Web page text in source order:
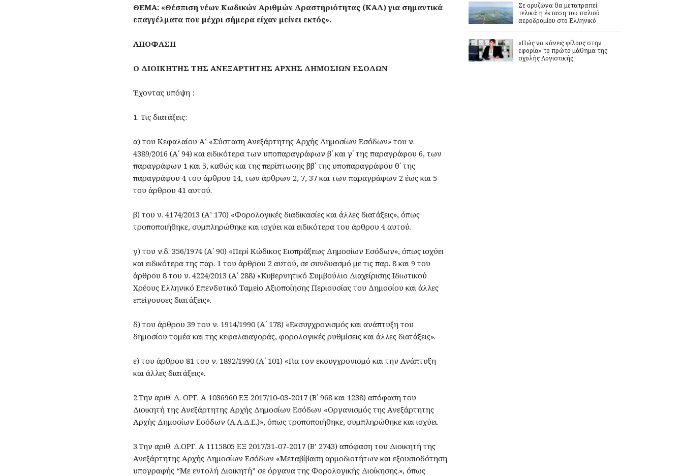
ΘEMA: «Θέσπιση νέων Κωδικών Αριθμών Δραστηριότητας (ΚΑΔ) για σημαντικά
επαγγέλματα που μέχρι σήμερα είχαν μείνει εκτός».
ΑΠΟΦΑΣΗ
Ο ΔΙΟΙΚΗΤΗΣ ΤΗΣ ΑΝΕΞΑΡΤΗΤΗΣ ΑΡΧΗΣ ΔΗΜΟΣΙΩΝ ΕΣΟΔΩΝ
Έχοντας υπόψη :
1. Τις διατάξεις:
α) του Κεφαλαίου Α’ «Σύσταση Ανεξάρτητης Αρχής Δημοσίων Εσόδων» του ν.
4389/2016 (Α΄ 94) και ειδικότερα των υποπαραγράφων β΄ και γ΄ της παραγράφου 6, των
παραγράφων 1 και 5, καθώς και της περίπτωσης ββ΄ της υποπαραγράφου θ΄ της
παραγράφου 4 του άρθρου 14, των άρθρων 2, 7, 37 και των παραγράφων 2 έως και 5
του άρθρου 41 αυτού.
β) του ν. 4174/2013 (Α’ 170) «Φορολογικές διαδικασίες και άλλες διατάξεις», όπως
τροποποιήθηκε, συμπληρώθηκε και ισχύει και ειδικότερα του άρθρου 4 αυτού.
γ) του ν.δ. 356/1974 (Α΄ 90) «Περί Κώδικος Εισπράξεως Δημοσίων Εσόδων», όπως ισχύει
και ειδικότερα της παρ. 1 του άρθρου 2 αυτού, σε συνδυασμό με τις παρ. 8 και 9 του
άρθρου 8 του ν. 4224/2013 (Α΄ 288) «Κυβερνητικό Συμβούλιο Διαχείρισης Ιδιωτικού
Χρέους Ελληνικό Επενδυτικό Ταμείο Αξιοποίησης Περιουσίας του Δημοσίου και άλλες
επείγουσες διατάξεις».
δ) του άρθρου 39 του ν. 1914/1990 (Α΄ 178) «Εκσυγχρονισμός και ανάπτυξη του
δημοσίου τομέα και της κεφαλαιαγοράς, φορολογικές ρυθμίσεις και άλλες διατάξεις».
ε) του άρθρου 81 του ν. 1892/1990 (Α΄ 101) «Για τον εκσυγχρονισμό και την Ανάπτυξη
και άλλες διατάξεις».
2.Την αριθ. Δ. ΟΡΓ. Α 1036960 ΕΞ 2017/10-03-2017 (Β΄ 968 και 1238) απόφαση του
Διοικητή της Ανεξάρτητης Αρχής Δημοσίων Εσόδων «Οργανισμός της Ανεξάρτητης
Αρχής Δημοσίων Εσόδων (Α.Α.Δ.Ε.)», όπως τροποποιήθηκε, συμπληρώθηκε και ισχύει.
3.Την αριθ. Δ.ΟΡΓ. Α 1115805 ΕΞ 2017/31-07-2017 (Β’ 2743) απόφαση του Διοικητή της
Ανεξάρτητης Αρχής Δημοσίων Εσόδων «Μεταβίβαση αρμοδιοτήτων και εξουσιοδότηση
υπογραφής “Με εντολή Διοικητή” σε όργανα της Φορολογικής Διοίκησης.», όπως
Σε ορυζώνα θα μετατραπεί
τελικά η έκταση του παλιού
αεροδρομίου στο Ελληνικό
«Πώς να κάνεις φίλους στην
εφορία» το πρώτο μάθημα της
σχολής Λογιστικής